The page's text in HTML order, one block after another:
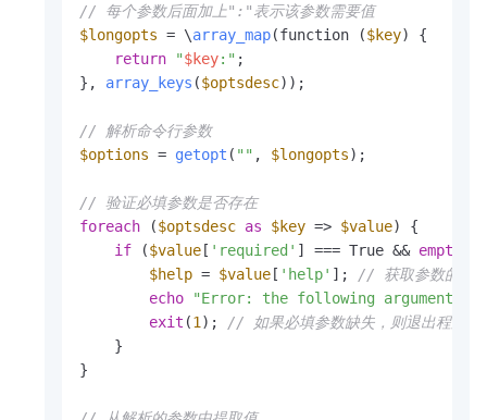
// 每个参数后面加上":"表示该参数需要值
$longopts = \array_map(function ($key) {
return
"$key:" ;
}, array_keys ($optsdesc));
// 解析命令行参数
$options = getopt ( "" , $longopts);
// 验证必填参数是否存在
foreach ($optsdesc as $key => $value) {
if ($value [ 'required' ] === True && empty
$help = $value [ 'help' ];
// 获取参数的帮
echo
"Error: the following arguments
exit (1 );
// 如果必填参数缺失，则退出程序
    }
}